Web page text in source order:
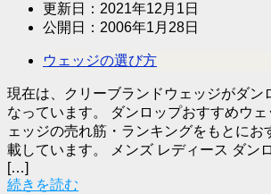
更新日： 2021年12月1日
公開日： 2006年1月28日
ウェッジの選び方
現在は、クリーブランドウェッジがダン
なっています。 ダンロップおすすめウ
ェッジの売れ筋・ランキングをもとにお
載しています。 メンズ レディース ダン
[…]
続きを読む